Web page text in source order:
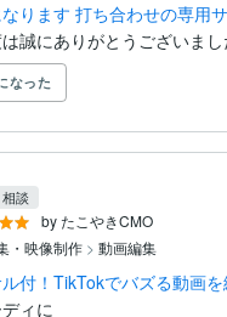
ります 打ち合わせの専用サ
誠にありがとうございまし
なった
by たこやきCMO
談
・映像制作 > 動画編集
付！TikTokでバズる動画
ィに